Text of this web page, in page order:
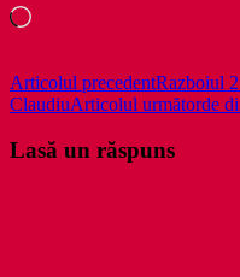
Încarc...
Navigare
în
articole
Articolul precedentRazboiul
ClaudiuArticolul următorde
Lasă un răspuns